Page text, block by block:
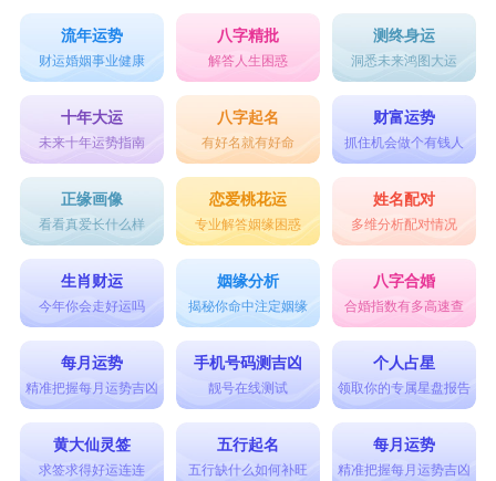
流年运势
财运婚姻事业健康
八字精批
解答人生困惑
测终身运
洞悉未来鸿图大运
十年大运
未来十年运势指南
八字起名
有好名就有好命
财富运势
抓住机会做个有钱人
正缘画像
看看真爱长什么样
恋爱桃花运
专业解答姻缘困惑
姓名配对
多维分析配对情况
生肖财运
今年你会走好运吗
姻缘分析
揭秘你命中注定姻缘
八字合婚
合婚指数有多高速查
每月运势
精准把握每月运势吉凶
手机号码测吉凶
靓号在线测试
个人占星
领取你的专属星盘报告
黄大仙灵签
求签求得好运连连
五行起名
五行缺什么如何补旺
每月运势
精准把握每月运势吉凶